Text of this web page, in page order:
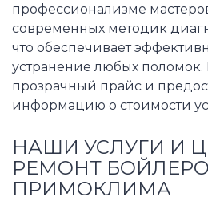
профессионализме
современных методик
что обеспечивает
устранение любых
прозрачный прайс и
информацию о стоимости
НАШИ УСЛУГИ И
РЕМОНТ
ПРИМОКЛИМА